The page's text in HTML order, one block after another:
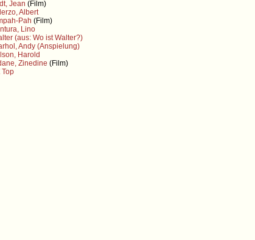
Jean (Film)
Albert
Pah (Film)
Lino
(aus: Wo ist Walter?)
Andy (Anspielung)
Harold
Zinedine (Film)
Top